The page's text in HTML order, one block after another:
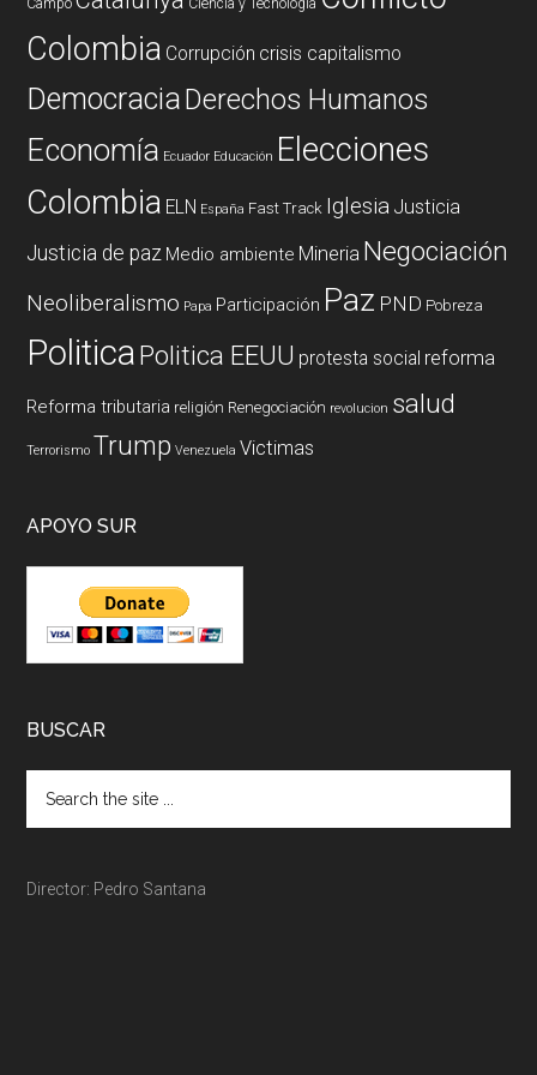
Colombia Corrupción crisis capitalismo
DemocraciaDerechos Humanos
Economía Ecuador Educación Elecciones
Colombia ELN España Fast Track Iglesia Justicia
Justicia de paz Medio ambiente Mineria Negociación
Neoliberalismo Papa Participación Paz PND Pobreza
PoliticaPolitica EEUU protesta social reforma
Reforma tributaria religión Renegociación revolucion salud
Terrorismo Trump Venezuela Victimas
APOYO SUR
BUSCAR
Director: Pedro Santana